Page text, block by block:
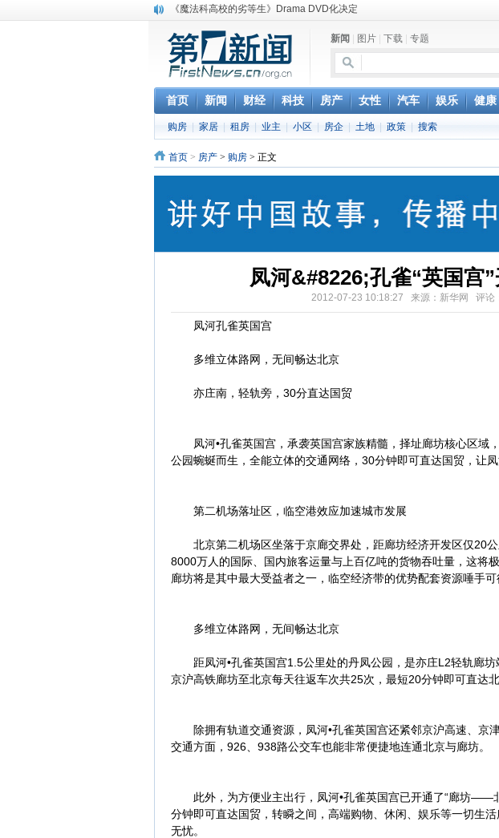
《魔法科高校的劣等生》Drama DVD化决定
消息称刘强东要求京东商城明年扭亏为盈
保健品也能吃出一身病? 康宝莱员工自揭多项家丑
煤价"跳水"电企利润"蹦高" 电煤联动亟待完善
苹果公司自建太阳能电厂为数据中心供电
吃饭、睡觉、黑人人？
网络电商和传统出版商的角逐：亚马逊停止接受Hachette所有图书订单
英国小猫因长得像希特勒遭袭 被扔垃圾左眼致盲
《中二病也想谈恋爱》女主角特报预告公开
新闻 图片 下载 专题
首页 新闻 财经 科技 房产 女性 汽车 娱乐 健康
购房 家居 租房 业主 小区 房企 土地 政策 搜索
首页 > 房产 > 购房 > 正文
凤河&#8226;孔雀“英国宫
2012-07-23 10:18:27 来源：新华网 评论
凤河孔雀英国宫
多维立体路网，无间畅达北京
亦庄南，轻轨旁，30分直达国贸
凤河•孔雀英国宫，承袭英国宫家族精髓，择址廊坊核心区域
公园蜿蜒而生，全能立体的交通网络，30分钟即可直达国贸，让凤
第二机场落址区，临空港效应加速城市发展
北京第二机场区坐落于京廊交界处，距廊坊经济开发区仅20
8000万人的国际、国内旅客运量与上百亿吨的货物吞吐量，这将
廊坊将是其中最大受益者之一，临空经济带的优势配套资源唾手可
多维立体路网，无间畅达北京
距凤河•孔雀英国宫1.5公里处的丹凤公园，是亦庄L2轻轨廊坊
京沪高铁廊坊至北京每天往返车次共25次，最短20分钟即可直达
除拥有轨道交通资源，凤河•孔雀英国宫还紧邻京沪高速、京
交通方面，926、938路公交车也能非常便捷地连通北京与廊坊。
此外，为方便业主出行，凤河•孔雀英国宫已开通了“廊坊——
分钟即可直达国贸，转瞬之间，高端购物、休闲、娱乐等一切生
无忧。